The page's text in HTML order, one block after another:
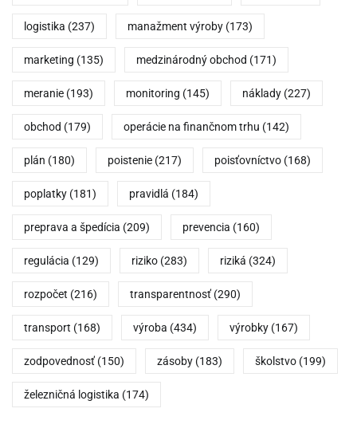
logistika (237) manažment výroby (173)
marketing (135) medzinárodný obchod (171)
meranie (193) monitoring (145) náklady (227)
obchod (179) operácie na finančnom trhu (142)
plán (180) poistenie (217) poisťovníctvo (168)
poplatky (181) pravidlá (184)
preprava a špedícia (209) prevencia (160)
regulácia (129) riziko (283) riziká (324)
rozpočet (216) transparentnosť (290)
transport (168) výroba (434) výrobky (167)
zodpovednosť (150) zásoby (183) školstvo (199)
železničná logistika (174)